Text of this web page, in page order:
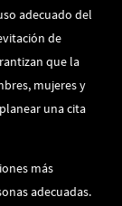
adecuado del
de
que la
mujeres y
una cita
más
adecuadas.